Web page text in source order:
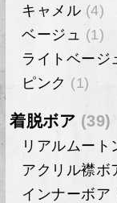
キャメル (4)
ベージュ (1)
ライトベージ
ピンク (1)
着脱ボア (39)
リアルムート
アクリル襟ボ
インナーボア